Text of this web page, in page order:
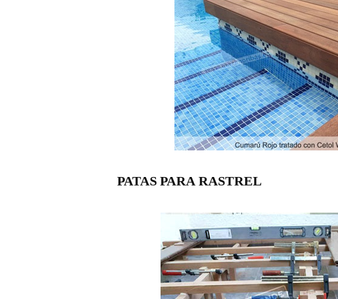
PATAS PARA RASTREL